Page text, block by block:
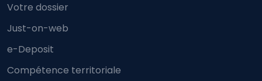
Votre dossier
Just-on-web
e-Deposit
Compétence territoriale